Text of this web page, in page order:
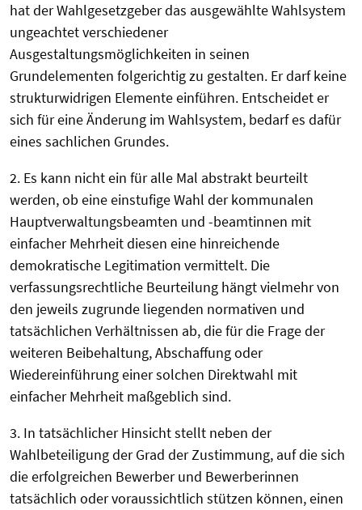
hat der Wahlgesetzgeber das ausgewählte Wahlsystem
ungeachtet verschiedener
Ausgestaltungsmöglichkeiten in seinen
Grundelementen folgerichtig zu gestalten. Er darf keine
strukturwidrigen Elemente einführen. Entscheidet er
sich für eine Änderung im Wahlsystem, bedarf es dafür
eines sachlichen Grundes.
2. Es kann nicht ein für alle Mal abstrakt beurteilt
werden, ob eine einstufige Wahl der kommunalen
Hauptverwaltungsbeamten und -beamtinnen mit
einfacher Mehrheit diesen eine hinreichende
demokratische Legitimation vermittelt. Die
verfassungsrechtliche Beurteilung hängt vielmehr von
den jeweils zugrunde liegenden normativen und
tatsächlichen Verhältnissen ab, die für die Frage der
weiteren Beibehaltung, Abschaffung oder
Wiedereinführung einer solchen Direktwahl mit
einfacher Mehrheit maßgeblich sind.
3. In tatsächlicher Hinsicht stellt neben der
Wahlbeteiligung der Grad der Zustimmung, auf die sich
die erfolgreichen Bewerber und Bewerberinnen
tatsächlich oder voraussichtlich stützen können, einen